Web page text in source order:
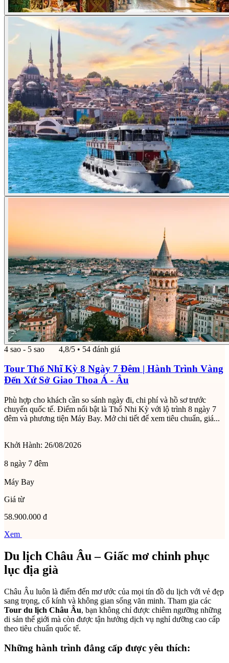
4 sao - 5 sao 4,8/5 • 54 đánh giá
Tour Thổ Nhĩ Kỳ 8 Ngày 7 Đêm | Hành Trình Vàng
Đến Xứ Sở Giao Thoa Á - Âu
Phù hợp cho khách cần so sánh ngày đi, chi phí và hồ sơ trước
chuyến quốc tế. Điểm nổi bật là Thổ Nhi Kỳ với lộ trình 8 ngày 7
đêm và phương tiện Máy Bay. Mở chi tiết để xem tiêu chuẩn, giá...
Khởi Hành: 26/08/2026
8 ngày 7 đêm
Máy Bay
Giá từ
58.900.000 đ
Xem
Du lịch Châu Âu – Giấc mơ chinh phục
lục địa già
Châu Âu luôn là điểm đến mơ ước của mọi tín đồ du lịch với vẻ đẹp
sang trọng, cổ kính và không gian sống văn minh. Tham gia các
Tour du lịch Châu Âu, bạn không chỉ được chiêm ngưỡng những
di sản thế giới mà còn được tận hưởng dịch vụ nghỉ dưỡng cao cấp
theo tiêu chuẩn quốc tế.
Những hành trình đẳng cấp được yêu thích: